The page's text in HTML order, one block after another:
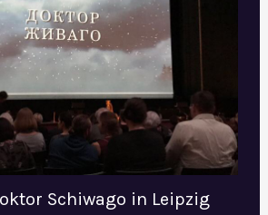
Schiwago in Leipzig